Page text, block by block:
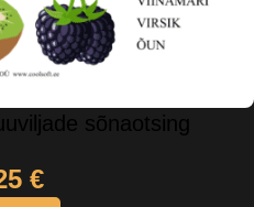
sõnaotsing
€